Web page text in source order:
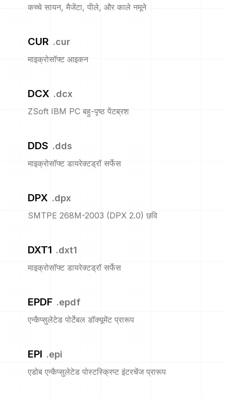
कच्चे सायन, मैजेंटा, पीले, और काले नमूने
CUR .cur
माइक्रोसॉफ्ट आइकन
DCX .dcx
ZSoft IBM PC बहु-पृष्ठ पेंटब्रश
DDS .dds
माइक्रोसॉफ्ट डायरेक्टड्रॉ सर्फेस
DPX .dpx
SMTPE 268M-2003 (DPX 2.0) छवि
DXT1 .dxt1
माइक्रोसॉफ्ट डायरेक्टड्रॉ सर्फेस
EPDF .epdf
एन्कैप्सुलेटेड पोर्टेबल डॉक्यूमेंट प्रारूप
EPI .epi
एडोब एन्कैप्सुलेटेड पोस्टस्क्रिप्ट इंटरचेंज प्रारूप